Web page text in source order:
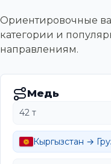
Ориентировочные
категории и
направлениям.
Медь
42 т
Кыргызстан →